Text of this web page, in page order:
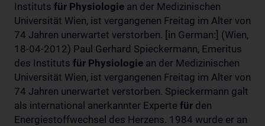
Instituts für Physiologie an der Medizinischen
Universität Wien, ist vergangenen Freitag im Alter von
74 Jahren unerwartet verstorben. [in German:] (Wien,
18-04-2012) Paul Gerhard Spieckermann, Emeritus
des Instituts für Physiologie an der Medizinischen
Universität Wien, ist vergangenen Freitag im Alter von
74 Jahren unerwartet verstorben. Spieckermann galt
als international anerkannter Experte für den
Energiestoffwechsel des Herzens. 1984 wurde er an